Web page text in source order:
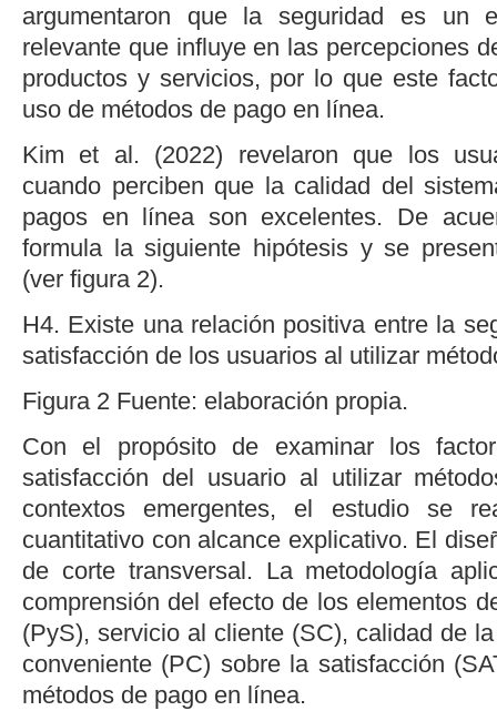
argumentaron que la seguridad es un
relevante que influye en las percepciones
productos y servicios, por lo que este
uso de métodos de pago en línea.
Kim et al. (2022) revelaron que los
cuando perciben que la calidad del
pagos en línea son excelentes. De
formula la siguiente hipótesis y se
(ver figura 2).
H4. Existe una relación positiva entre la
satisfacción de los usuarios al utilizar
Figura 2 Fuente: elaboración propia.
Con el propósito de examinar los
satisfacción del usuario al utilizar
contextos emergentes, el estudio se
cuantitativo con alcance explicativo. El
de corte transversal. La metodología
comprensión del efecto de los elementos
(PyS), servicio al cliente (SC), calidad de
conveniente (PC) sobre la satisfacción
métodos de pago en línea.